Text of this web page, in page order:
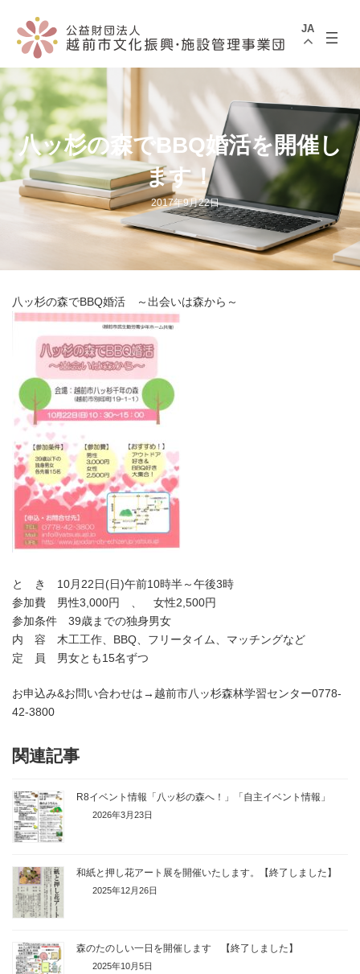
へ
ス
キ
ッ
プ
ョ
ン
に
移
動
JA
八ッ杉の森でBBQ婚活を開催し
ます！
2017年9月22日
八ッ杉の森でBBQ婚活 ～出会いは森から～
と き 10月22日(日)午前10時半～午後3時
参加費 男性3,000円 、 女性2,500円
参加条件 39歳までの独身男女
内 容 木工工作、BBQ、フリータイム、マッチングなど
定 員 男女とも15名ずつ
お申込み&お問い合わせは→越前市八ッ杉森林学習センター0778-
42-3800
関連記事
R8イベント情報「八ッ杉の森へ！」「自主イベント情報」
2026年3月23日
和紙と押し花アート展を開催いたします。【終了しました】
2025年12月26日
森のたのしい一日を開催します 【終了しました】
2025年10月5日